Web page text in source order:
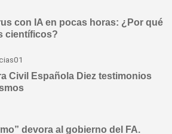
con IA en pocas horas: ¿Por qué
científicos?
Civil Española Diez testimonios
devora al gobierno del FA.